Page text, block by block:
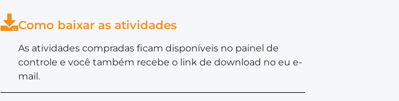
Como baixar as atividades
As atividades compradas ficam disponíveis no painel de
controle e você também recebe o link de download no eu e-
mail.